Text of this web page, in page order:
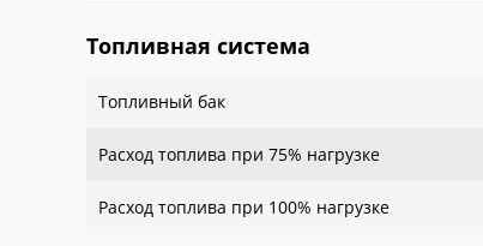
Топливная система
Топливный бак
Расход топлива при 75% нагрузке
Расход топлива при 100% нагрузке